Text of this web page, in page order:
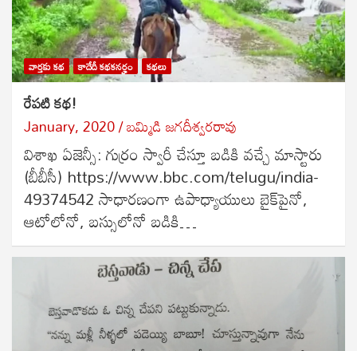
వార్తకు కథ కాదేదీ కథకనర్హం కథలు
రేపటి కథ!
January, 2020 బ‌మ్మిడి జ‌గ‌దీశ్వ‌ర‌రావు
విశాఖ ఏజెన్సీ: గుర్రం స్వారీ చేస్తూ బడికి వచ్చే మాస్టారు
(బీబీసీ) https://www.bbc.com/telugu/india-
49374542 సాధారణంగా ఉపాధ్యాయులు బైక్‌పైనో,
ఆటోలోనో, బస్సులోనో బడికి…